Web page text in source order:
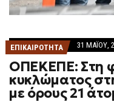
ΕΠΙΚΑΙΡΟΤΗΤΑ 31 ΜΑΪ́ΟΥ,
ΟΠΕΚΕΠΕ: Στη
κυκλώματος
με όρους 21